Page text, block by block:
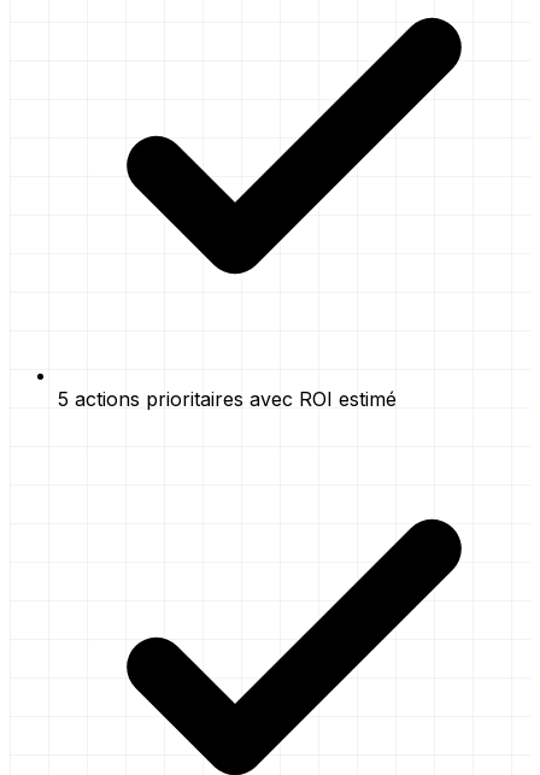
5 actions prioritaires avec ROI estimé